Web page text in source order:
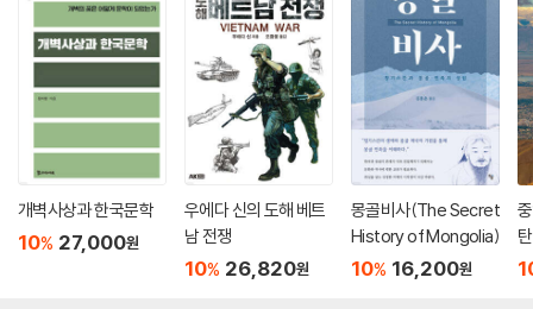
개벽사상과 한국문학
10% 27,000원
우에다 신의 도해 베트
남 전쟁
10% 26,820원
몽골비사(The Secret
History of Mongolia)
10% 16,200원
탄